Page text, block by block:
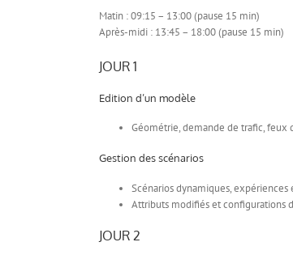
Matin : 09:15 – 13:00 (pause 15 min)
Après-midi : 13:45 – 18:00 (pause 15 min)
JOUR 1
Edition d’un modèle
Géométrie, demande de trafic,
Gestion des scénarios
Scénarios dynamiques,
Attributs modifiés et configurations
JOUR 2